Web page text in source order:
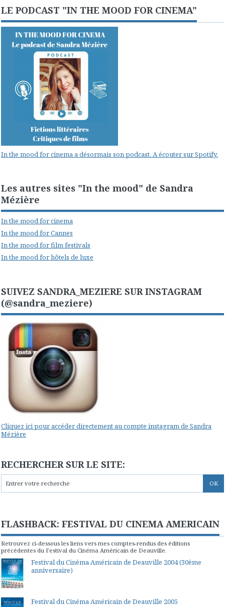
LE PODCAST "IN THE MOOD FOR CINEMA"
In the mood for cinema a désormais son podcast. A écouter sur Spotify.
Les autres sites "In the mood" de Sandra
Mézière
In the mood for cinema
In the mood for Cannes
In the mood for film festivals
In the mood for hôtels de luxe
SUIVEZ SANDRA_MEZIERE SUR INSTAGRAM
(@sandra_meziere)
Cliquez ici pour accéder directement au compte instagram de Sandra
Mézière
RECHERCHER SUR LE SITE:
FLASHBACK: FESTIVAL DU CINEMA AMERICAIN
Retrouvez ci-dessous les liens vers mes comptes-rendus des éditions
précédentes du Festival du Cinéma Américain de Deauville.
Festival du Cinéma Américain de Deauville 2004 (30ème
anniversaire)
Festival du Cinéma Américain de Deauville 2005